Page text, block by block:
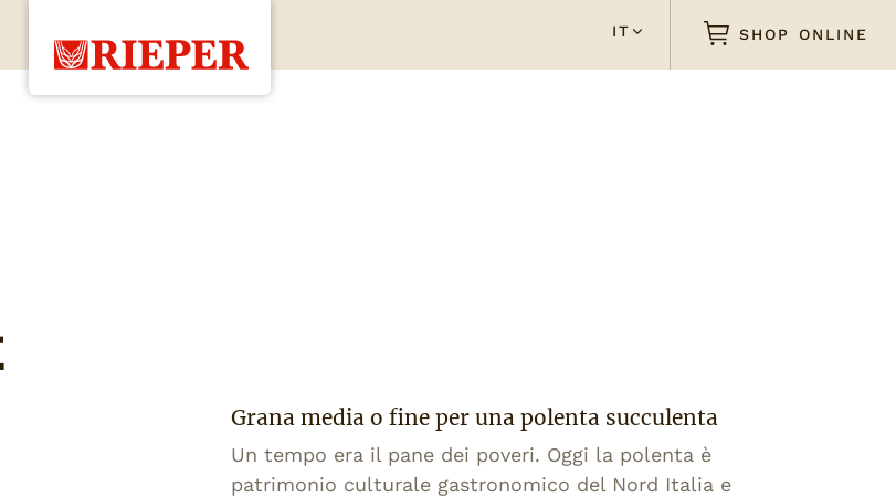
IT SHOP ONLINE
Grana media o fine per una polenta succulenta
Un tempo era il pane dei poveri. Oggi la polenta è
patrimonio culturale gastronomico del Nord Italia e